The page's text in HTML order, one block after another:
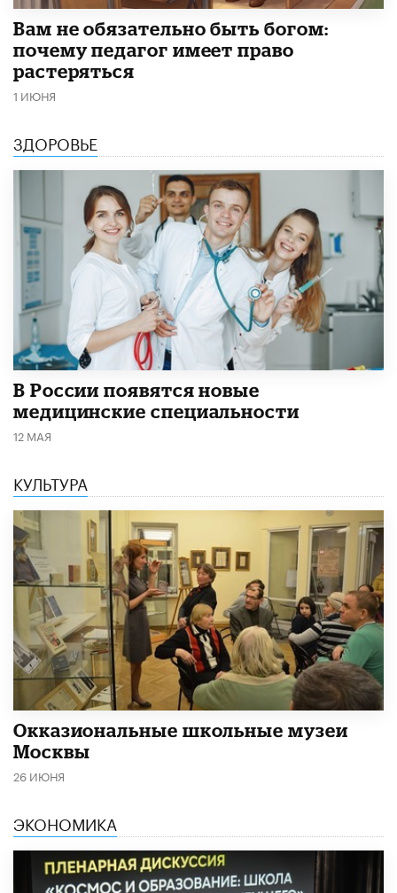
​Вам не обязательно быть богом:
почему педагог имеет право
растеряться
1 ИЮНЯ
ЗДОРОВЬЕ
В России появятся новые
медицинские специальности
12 МАЯ
КУЛЬТУРА
​Окказиональные школьные музеи
Москвы
26 ИЮНЯ
ЭКОНОМИКА